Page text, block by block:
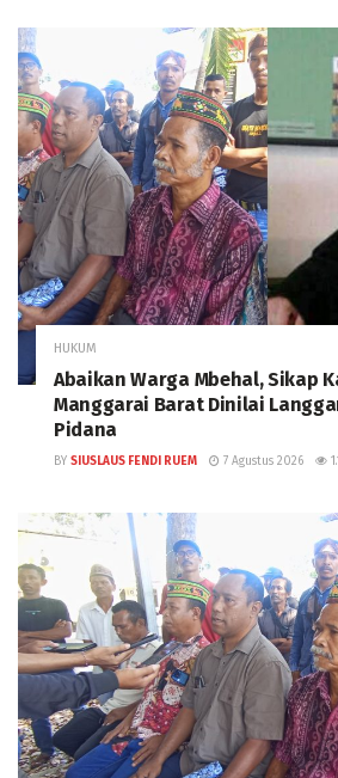
HUKUM
Abaikan Warga Mbehal, Sikap
Manggarai Barat Dinilai
Pidana
BY SIUSLAUS FENDI RUEM 7 Agustus 2026